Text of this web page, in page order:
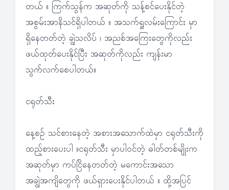
တယ် ။ ကြက်သွန်က အဆုတ်ကို သန့်စင်ပေးနိုင်တဲ့
အစွမ်းအာနိသင်ရှိပါတယ် ။ အသက်ရှူလမ်းကြောင်း မှာ
ရှိနေတတ်တဲ့ ချွဲသလိပ် ၊ အညစ်အကြေးတွေကိုလည်း
ဖယ်ထုတ်ပေးနိုင်ပြီး အဆုတ်ကိုလည်း ကျန်းမာ
သွက်လက်စေပါတယ်။
ငရုတ်သီး
နေ့စဉ် သင်စားနေတဲ့ အစားအသောက်ထဲမှာ ငရုတ်သီးကို
ထည့်စားပေးပါ ။ငရုတ်သီး မှာပါဝင်တဲ့ ဓါတ်တစ်မျိုးက
အဆုတ်မှာ ကပ်ငြိနေတတ်တဲ့ မကောင်းအသော
အချွဲအကျိတွေကို ဖယ်ရှားပေးနိုင်ပါတယ် ။ ထို့အပြင်